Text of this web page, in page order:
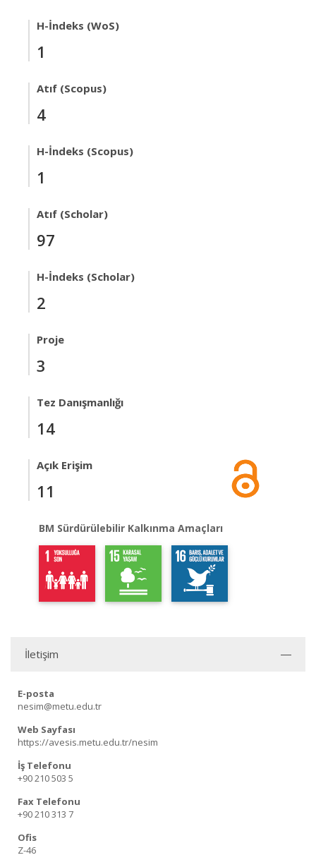
H-İndeks (WoS)
1
Atıf (Scopus)
4
H-İndeks (Scopus)
1
Atıf (Scholar)
97
H-İndeks (Scholar)
2
Proje
3
Tez Danışmanlığı
14
Açık Erişim
11
BM Sürdürülebilir Kalkınma Amaçları
İletişim
E-posta
nesim@metu.edu.tr
Web Sayfası
https://avesis.metu.edu.tr/nesim
İş Telefonu
+90 210 503 5
Fax Telefonu
+90 210 313 7
Ofis
Z-46